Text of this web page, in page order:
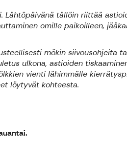
Lähtöpäivänä tällöin riittää
omille paikoilleen,
mökin siivousohjeita
ulkona, astioiden
vienti lähimmälle
löytyvät kohteesta.